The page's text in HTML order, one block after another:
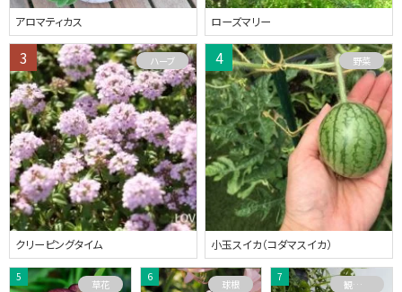
アロマティカス ローズマリー
クリーピングタイム
ハーブ
小玉スイカ（コダマスイカ）
野菜
草花 球根 観葉植物